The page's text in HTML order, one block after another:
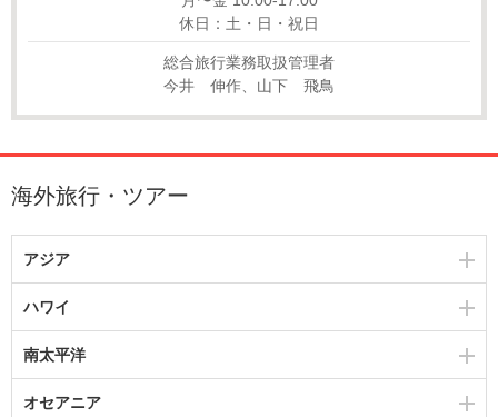
休日：土・日・祝日
総合旅行業務取扱管理者
今井 伸作、山下 飛鳥
海外旅行・ツアー
アジア
ハワイ
南太平洋
オセアニア